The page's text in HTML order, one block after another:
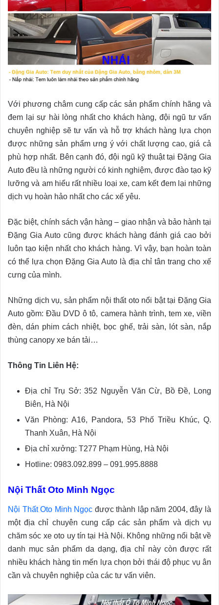
Với phương châm cung cấp các sản phẩm chính hãng và
đem lại sự hài lòng nhất cho khách hàng, đội ngũ tư vấn
chuyên nghiệp sẽ tư vấn và hỗ trợ khách hàng lựa chọn
được những sản phẩm ưng ý với chất lượng cao, giá cả
phù hợp nhất. Bên cạnh đó, đội ngũ kỹ thuật tại Đặng Gia
Auto đều là những người có kinh nghiệm, được đào tạo kỹ
lưỡng và am hiểu rất nhiều loại xe, cam kết đem lại những
dịch vụ hoàn hảo nhất cho các xế yêu.
Đặc biệt, chính sách vận hàng – giao nhận và bảo hành tại
Đặng Gia Auto cũng được khách hàng đánh giá cao bởi
luôn tạo kiện nhất cho khách hàng. Vì vậy, bạn hoàn toàn
có thể lựa chọn Đặng Gia Auto là địa chỉ tân trang cho xế
cưng của mình.
Những dịch vụ, sản phẩm nội thất oto nổi bật tại Đặng Gia
Auto gồm: Đầu DVD ô tô, camera hành trình, tem xe, viền
đèn, dán phim cách nhiệt, bọc ghế, trải sàn, lót sàn, nắp
thùng canopy xe bán tải…
Thông Tin Liên Hệ:
Địa chỉ Trụ Sở: 352 Nguyễn Văn Cừ, Bồ Đề, Long
Biên, Hà Nội
Văn Phòng: A16, Pandora, 53 Phố Triều Khúc, Q.
Thanh Xuân, Hà Nội
Địa chỉ xưởng: T277 Phạm Hùng, Hà Nội
Hotline: 0983.092.899 – 091.995.8888
Nội Thất Oto Minh Ngọc
Nội Thất Oto Minh Ngọc được thành lập năm 2004, đây là
một địa chỉ chuyên cung cấp các sản phẩm và dịch vụ
chăm sóc xe oto uy tín tại Hà Nội. Không những nổi bật về
danh mục sản phẩm da dạng, địa chỉ này còn được rất
nhiều khách hàng tin mến lựa chọn bởi thái độ phục vụ ân
cần và chuyên nghiệp của các tư vấn viên.